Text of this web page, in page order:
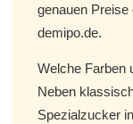
genauen Preise
demipo.de.
Welche Farben
Neben
Spezialzucker